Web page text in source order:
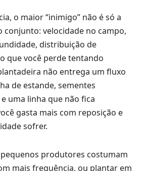
o maior “inimigo” não é só a
conjunto: velocidade no campo,
distribuição de
que você perde tentando
não entrega um fluxo
de estande, sementes
uma linha que não fica
gasta mais com reposição e
sofrer.
produtores costumam
mais frequência, ou plantar em